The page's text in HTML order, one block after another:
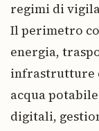
regimi di
Il perimetro
energia,
infrastrutture
acqua
digitali,